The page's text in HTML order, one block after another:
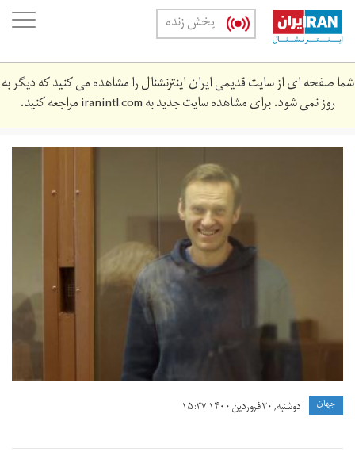
Skip
main
content
پخش زنده
شما صفحه ای از سایت قدیمی ایران اینترنشنال را مشاهده می کنید که دیگر به
روز نمی شود. برای مشاهده سایت جدید بهiranintl.comمراجعه کنید.
جهان دوشنبه, ۳۰ فروردین ۱۴۰۰ ۱۵:۳۷